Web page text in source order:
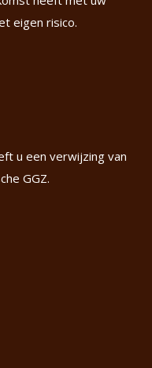
eigen risico.
u een verwijzing van
GGZ.